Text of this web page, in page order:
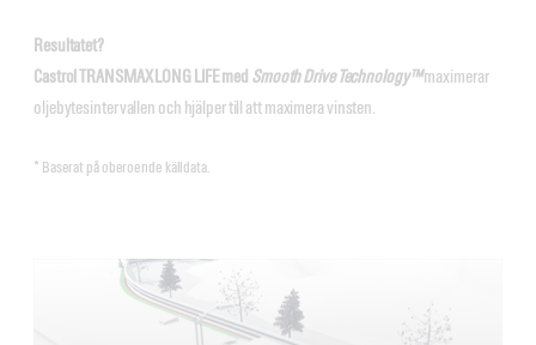
Resultatet?
Castrol TRANSMAX LONG LIFE med Smooth Drive Technology™maximerar
oljebytesintervallen och hjälper till att maximera vinsten.
* Baserat på oberoende källdata.